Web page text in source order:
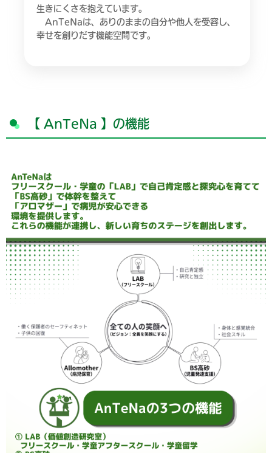
生きにくさを抱えています。
AnTeNaは、ありのままの自分や他人を受容し、
幸せを創りだす機能空間です。
【 AnTeNa 】の機能